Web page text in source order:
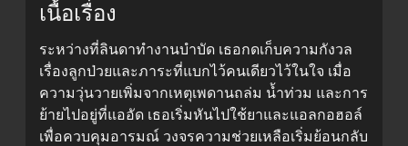
เนื้อเรื่อง
ระหว่างที่ลินดาทำงานบำบัด เธอกดเก็บความกังวล
เรื่องลูกป่วยและภาระที่แบกไว้คนเดียวไว้ในใจ เมื่อ
ความวุ่นวายเพิ่มจากเหตุเพดานถล่ม น้ำท่วม และการ
ย้ายไปอยู่ที่แออัด เธอเริ่มหันไปใช้ยาและแอลกอฮอล์
เพื่อควบคุมอารมณ์ วงจรความช่วยเหลือเริ่มย้อนกลับ